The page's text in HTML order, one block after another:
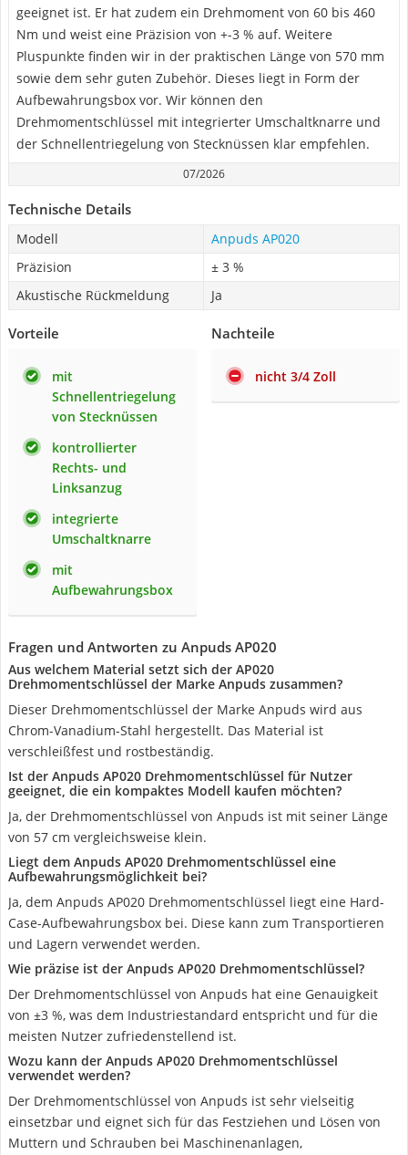
geeignet ist. Er hat zudem ein Drehmoment von 60 bis 460
Nm und weist eine Präzision von +-3 % auf. Weitere
Pluspunkte finden wir in der praktischen Länge von 570 mm
sowie dem sehr guten Zubehör. Dieses liegt in Form der
Aufbewahrungsbox vor. Wir können den
Drehmomentschlüssel mit integrierter Umschaltknarre und
der Schnellentriegelung von Stecknüssen klar empfehlen.
07/2026
Technische Details
Modell
Anpuds AP020
Präzision
± 3 %
Akustische Rückmeldung
Ja
Vorteile
mit
Schnellentriegelung
von Stecknüssen
kontrollierter
Rechts- und
Linksanzug
integrierte
Umschaltknarre
mit
Aufbewahrungsbox
Nachteile
nicht 3/4 Zoll
Fragen und Antworten zu Anpuds AP020
Aus welchem Material setzt sich der AP020
Drehmomentschlüssel der Marke Anpuds zusammen?
Dieser Drehmomentschlüssel der Marke Anpuds wird aus
Chrom-Vanadium-Stahl hergestellt. Das Material ist
verschleißfest und rostbeständig.
Ist der Anpuds AP020 Drehmomentschlüssel für Nutzer
geeignet, die ein kompaktes Modell kaufen möchten?
Ja, der Drehmomentschlüssel von Anpuds ist mit seiner Länge
von 57 cm vergleichsweise klein.
Liegt dem Anpuds AP020 Drehmomentschlüssel eine
Aufbewahrungsmöglichkeit bei?
Ja, dem Anpuds AP020 Drehmomentschlüssel liegt eine Hard-
Case-Aufbewahrungsbox bei. Diese kann zum Transportieren
und Lagern verwendet werden.
Wie präzise ist der Anpuds AP020 Drehmomentschlüssel?
Der Drehmomentschlüssel von Anpuds hat eine Genauigkeit
von ±3 %, was dem Industriestandard entspricht und für die
meisten Nutzer zufriedenstellend ist.
Wozu kann der Anpuds AP020 Drehmomentschlüssel
verwendet werden?
Der Drehmomentschlüssel von Anpuds ist sehr vielseitig
einsetzbar und eignet sich für das Festziehen und Lösen von
Muttern und Schrauben bei Maschinenanlagen,